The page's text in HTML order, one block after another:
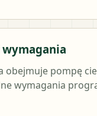
obejmuje pompę
wymagania